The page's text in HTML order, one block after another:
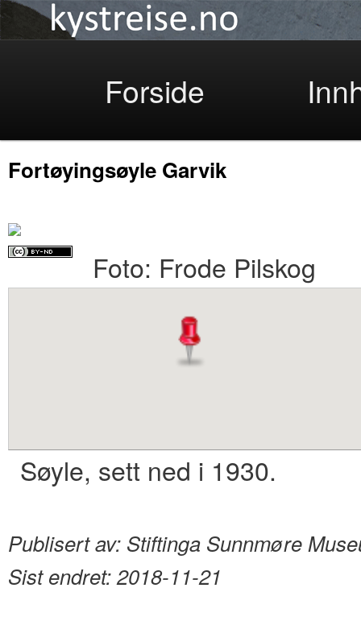
Skip
to
primary
Forside
Fortøyingsøyle Garvik
Foto: Frode Pilskog
Søyle, sett ned i 1930.
Publisert av: Stiftinga Sunnmøre
Sist endret:2018-11-21